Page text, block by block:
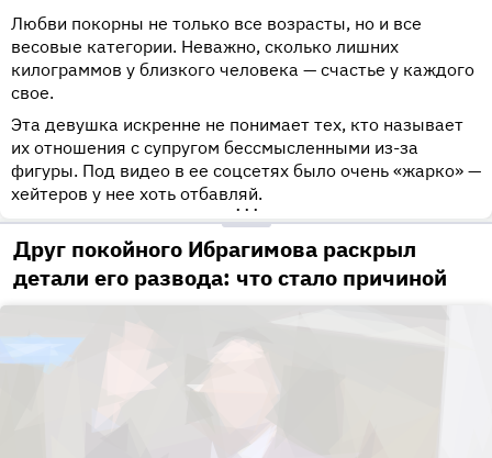
Любви покорны не только все возрасты, но и все
весовые категории. Неважно, сколько лишних
килограммов у близкого человека — счастье у каждого
свое.
Эта девушка искренне не понимает тех, кто называет
их отношения с супругом бессмысленными из-за
фигуры. Под видео в ее соцсетях было очень «жарко» —
хейтеров у нее хоть отбавляй.
•••
Друг покойного Ибрагимова раскрыл
детали его развода: что стало причиной